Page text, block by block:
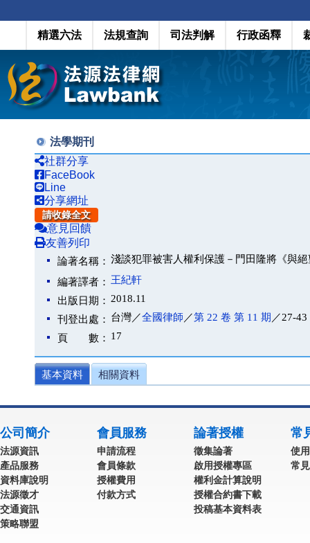
精選六法 法規查詢 司法判解 行政函釋
法學期刊
社群分享
FaceBook
Line
分享網址
請收錄全文
意見回饋
友善列印
論著名稱： 淺談犯罪被害人權利保護－門田隆將《與
編著譯者： 王紀軒
出版日期： 2018.11
刊登出處： 台灣／全國律師 ／第 22 卷 第 11 期 ／27-43
頁 數： 17
基本資料 相關資料
公司簡介
法源資訊
產品服務
資料庫說明
法源徵才
交通資訊
策略聯盟
會員服務
申請流程
會員條款
授權費用
付款方式
論著授權
徵集論著
啟用授權專區
權利金計算說明
授權合約書下載
投稿基本資料表
常
使
常